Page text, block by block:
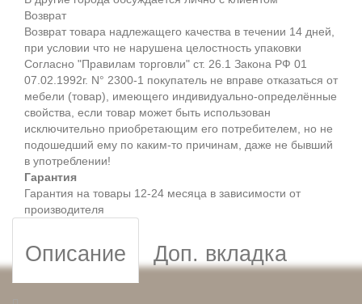
Возврат
Возврат товара надлежащего качества в течении 14 дней,
при условии что не нарушена целостность упаковки
Согласно "Правилам торговли" ст. 26.1 Закона РФ 01
07.02.1992г. N° 2300-1 покупатель не вправе отказаться от
мебели (товар), имеющего индивидуально-определённые
свойства, если товар может быть использован
исключительно приобретающим его потребителем, но не
подошедший eмy по каким-то причинам, даже не бывший
в употреблении!
Гарантия
Гарантия на товары 12-24 месяца в зависимости от
производителя
Описание Доп. вкладка